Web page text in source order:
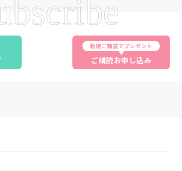
新規ご購読でプレゼント
ご購読お申し込み